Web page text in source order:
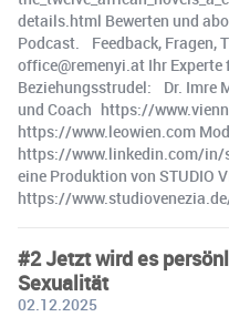
details.html Bewerten und
Podcast. Feedback, Fragen,
office@remenyi.at Ihr Experte
Beziehungsstrudel: Dr. Imre
und Coach https://
https://www.leowien.com
https://www.linkedin.com/in/
eine Produktion von STUDIO
https://
#2 Jetzt wird es
Sexualität
02.12.2025